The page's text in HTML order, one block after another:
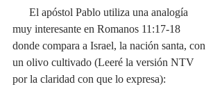
muy interesante en Romanos 11:17-18
donde compara a Israel, la nación santa, con
un olivo cultivado (Leeré la versión NTV
por la claridad con que lo expresa):